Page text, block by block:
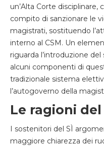
un’Alta Corte disciplinare,
compito di sanzionare le
magistrati, sostituendo
interno al CSM. Un
riguarda l’introduzione
alcuni componenti di
tradizionale sistema
l’autogoverno della
Le ragioni del
I sostenitori del SÌ
maggiore chiarezza dei